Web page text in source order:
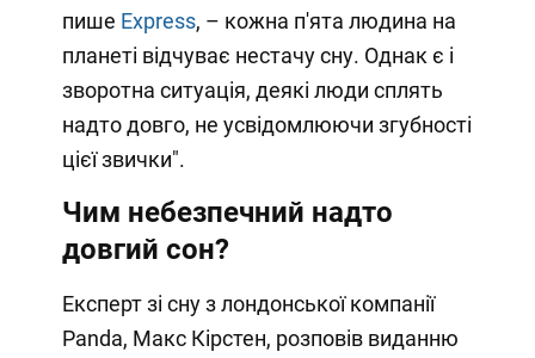
пише Express, – кожна п'ята людина на
планеті відчуває нестачу сну. Однак є і
зворотна ситуація, деякі люди сплять
надто довго, не усвідомлюючи згубності
цієї звички".
Чим небезпечний надто
довгий сон?
Експерт зі сну з лондонської компанії
Panda, Макс Кірстен, розповів виданню